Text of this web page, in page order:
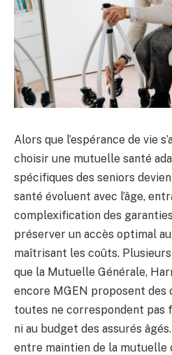
Alors que l’espérance de vie
choisir une mutuelle santé
spécifiques des seniors
santé évoluent avec l’âge,
complexification des
préserver un accès optimal
maîtrisant les coûts.
que la Mutuelle Générale,
encore MGEN proposent des
toutes ne correspondent pas
ni au budget des assurés
entre maintien de la mutuelle